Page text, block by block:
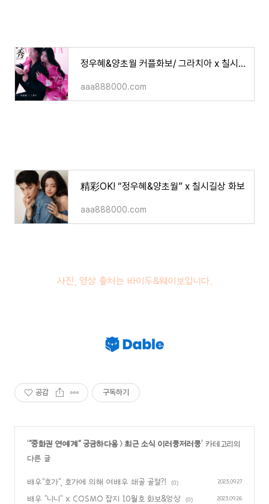
정우혜&양초월 커플화보/ 그라치아 x 칠시길상/사진/영상
aaa888000.com
精彩OK! “정우혜&양초월” x 칠시길상 화보
aaa888000.com
사진, 영상 출처는 바이두&웨이보입니다.
공감 구독하기
'"중화권 연예계" 궁금하다옹> 최근 소식 이러쿵저러쿵' 카테고리의
다른 글
배우"호가", 호가에 의해 여배우 쇄골 골절?! (0) 2023.09.27
배우 “니니” x COSMO 잡지 10월호 화보&영상 (0) 2023.09.26